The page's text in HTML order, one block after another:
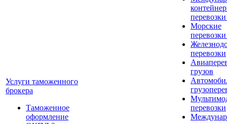
Услуги таможенного
брокера
Таможенное
оформление
Морские
перевозки
грузов
перевозки